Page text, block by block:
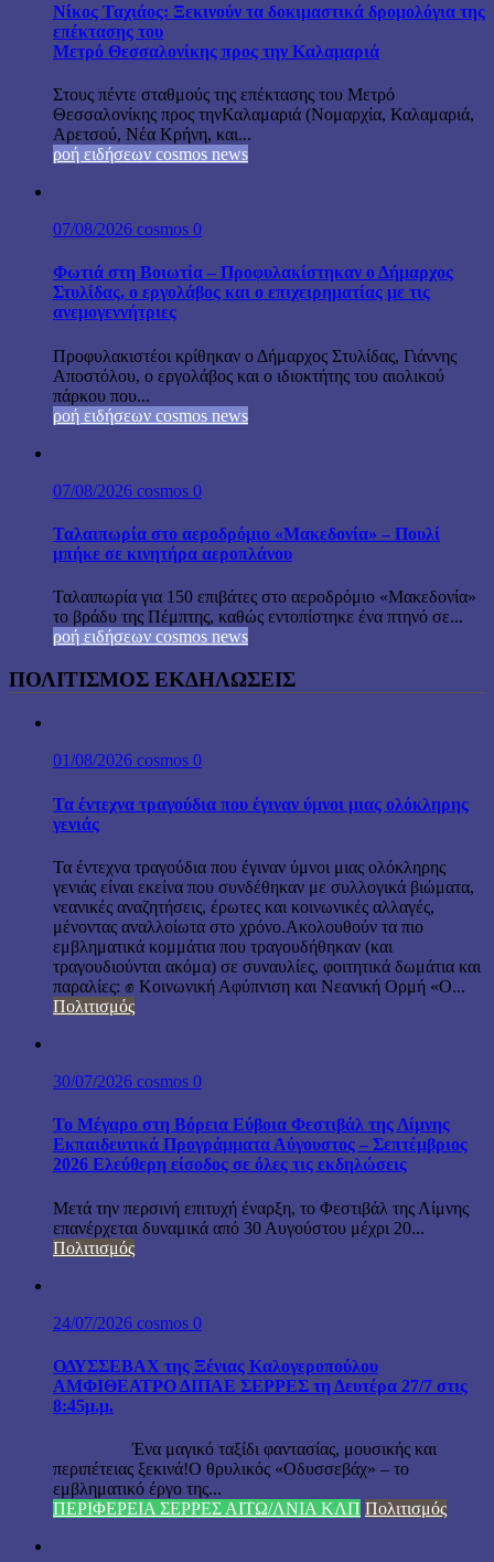
Νίκος Ταχιάος: Ξεκινούν τα δοκιμαστικά δρομολόγια της
επέκτασης του
Μετρό Θεσσαλονίκης προς την Καλαμαριά
Στους πέντε σταθμούς της επέκτασης του Μετρό
Θεσσαλονίκης προς τηνΚαλαμαριά (Νομαρχία, Καλαμαριά,
Αρετσού, Νέα Κρήνη, και...
ροή ειδήσεων cosmos news
07/08/2026 cosmos 0
Φωτιά στη Βοιωτία – Προφυλακίστηκαν ο Δήμαρχος
Στυλίδας, ο εργολάβος και ο επιχειρηματίας με τις
ανεμογεννήτριες
Προφυλακιστέοι κρίθηκαν ο Δήμαρχος Στυλίδας, Γιάννης
Αποστόλου, ο εργολάβος και ο ιδιοκτήτης του αιολικού
πάρκου που...
ροή ειδήσεων cosmos news
07/08/2026 cosmos 0
Ταλαιπωρία στο αεροδρόμιο «Μακεδονία» – Πουλί
μπήκε σε κινητήρα αεροπλάνου
Ταλαιπωρία για 150 επιβάτες στο αεροδρόμιο «Μακεδονία»
το βράδυ της Πέμπτης, καθώς εντοπίστηκε ένα πτηνό σε...
ροή ειδήσεων cosmos news
ΠΟΛΙΤΙΣΜΟΣ ΕΚΔΗΛΩΣΕΙΣ
01/08/2026 cosmos 0
Τα έντεχνα τραγούδια που έγιναν ύμνοι μιας ολόκληρης
γενιάς
Τα έντεχνα τραγούδια που έγιναν ύμνοι μιας ολόκληρης
γενιάς είναι εκείνα που συνδέθηκαν με συλλογικά βιώματα,
νεανικές αναζητήσεις, έρωτες και κοινωνικές αλλαγές,
μένοντας αναλλοίωτα στο χρόνο.Ακολουθούν τα πιο
εμβληματικά κομμάτια που τραγουδήθηκαν (και
τραγουδιούνται ακόμα) σε συναυλίες, φοιτητικά δωμάτια και
παραλίες: ✊ Κοινωνική Αφύπνιση και Νεανική Ορμή «Ο...
Πολιτισμός
30/07/2026 cosmos 0
Το Μέγαρο στη Βόρεια Εύβοια Φεστιβάλ της Λίμνης
Εκπαιδευτικά Προγράμματα Αύγουστος – Σεπτέμβριος
2026 Ελεύθερη είσοδος σε όλες τις εκδηλώσεις
Μετά την περσινή επιτυχή έναρξη, το Φεστιβάλ της Λίμνης
επανέρχεται δυναμικά από 30 Αυγούστου μέχρι 20...
Πολιτισμός
24/07/2026 cosmos 0
ΟΔΥΣΣΕΒΑΧ της Ξένιας Καλογεροπούλου
ΑΜΦΙΘΕΑΤΡΟ ΔΙΠΑΕ ΣΕΡΡΕΣ τη Δευτέρα 27/7 στις
8:45μ.μ.
Ένα μαγικό ταξίδι φαντασίας, μουσικής και
περιπέτειας ξεκινά!Ο θρυλικός «Οδυσσεβάχ» – το
εμβληματικό έργο της...
ΠΕΡΙΦΕΡΕΙΑ ΣΕΡΡΕΣ ΑΙΤΩ/ΛΝΙΑ ΚΛΠ Πολιτισμός